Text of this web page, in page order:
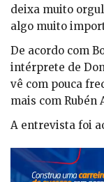
deixa muito
algo muito
De acordo com
intérprete de
vê com pouca
mais com Rubén
A entrevista foi